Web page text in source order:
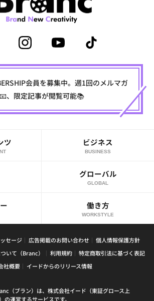
会員を募集中。週1回のメルマガ
📧、限定記事が閲覧可能📚
ツ ビジネス
BUSINESS
グローバル
GLOBAL
働き方
WORKSTYLE
セージ 広告掲載のお問い合わせ
個人情報保護方針
いて（Branc）
利用規約
特定商取引法に基づく表記
社概要
イードからのリリース情報
（ブラン）は、株式会社イード（東証グロース上
の運営するサービスです。